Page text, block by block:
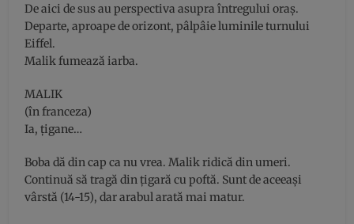
De aici de sus au perspectiva asupra întregului oraş.
Departe, aproape de orizont, pâlpâie luminile turnului
Eiffel.
Malik fumează iarba.
MALIK
(în franceza)
Ia, ţigane…
Boba dă din cap ca nu vrea. Malik ridică din umeri.
Continuă să tragă din ţigară cu poftă. Sunt de aceeaşi
vârstă (14-15), dar arabul arată mai matur.